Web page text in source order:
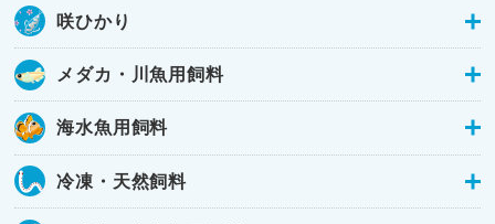
咲ひかり
メダカ・川魚用飼料
海水魚用飼料
冷凍・天然飼料